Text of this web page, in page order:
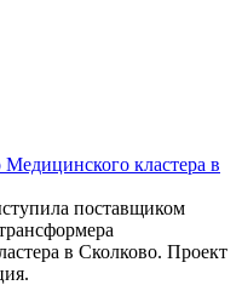
кластера в
поставщиком
в Сколково. Проект